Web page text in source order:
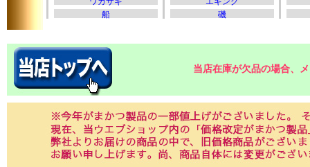
当店在庫が欠品の場合、